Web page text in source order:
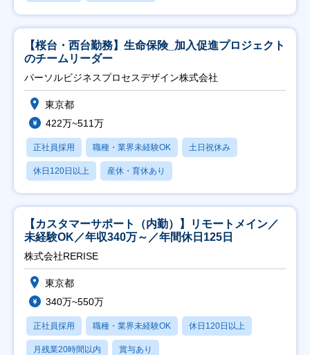
【桜台・西台勤務】生命保険_加入促進プロジェクト
のチームリーダー
パーソルビジネスプロセスデザイン株式会社
東京都
422万~511万
正社員採用 職種・業界未経験OK 土日祝休み
休日120日以上 産休・育休あり
【カスタマーサポート（内勤）】リモートメイン／
未経験OK／年収340万～／年間休日125日
株式会社RERISE
東京都
340万~550万
正社員採用 職種・業界未経験OK 休日120日以上
月残業20時間以内 賞与あり